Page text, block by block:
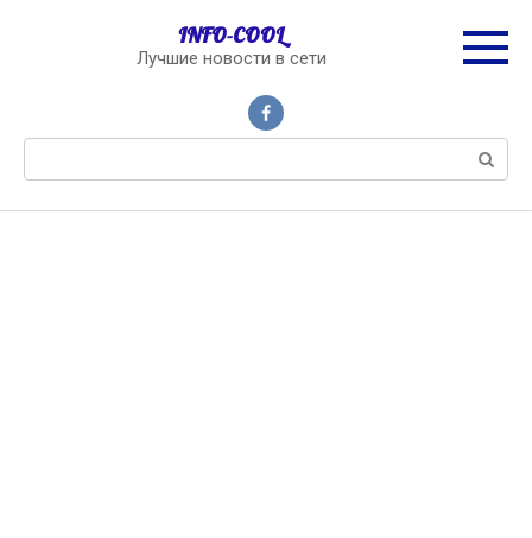
INFO-COOL
Лучшие новости в сети